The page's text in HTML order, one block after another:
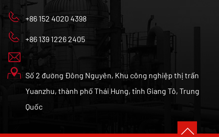
+86 152 4020 4398
+86 139 1226 2405
Số 2 đường Đông Nguyên, Khu công nghiệp thị trấn
Yuanzhu, thành phố Thái Hưng, tỉnh Giang Tô, Trung
Quốc